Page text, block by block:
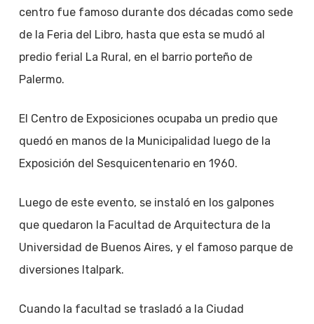
centro fue famoso durante dos décadas como sede
de la Feria del Libro, hasta que esta se mudó al
predio ferial La Rural, en el barrio porteño de
Palermo.
El Centro de Exposiciones ocupaba un predio que
quedó en manos de la Municipalidad luego de la
Exposición del Sesquicentenario en 1960.
Luego de este evento, se instaló en los galpones
que quedaron la Facultad de Arquitectura de la
Universidad de Buenos Aires, y el famoso parque de
diversiones Italpark.
Cuando la facultad se trasladó a la Ciudad